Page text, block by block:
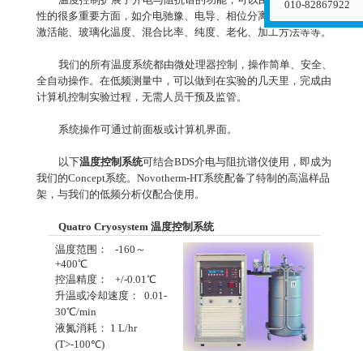
性的很多重要方面，如介电驰豫、电导、相位分离、相位跃迁、
激活能、玻璃化温度、混合比率、纯度、老化、加工方法等等。
我们的所有温度系统都由微处理器控制，操作简单、安全、
全自动操作。在低频测量中，可以做到在实验的几天里，完成由
计算机控制实验过程，无需人员干预及监管。
系统操作可通过前面板或计算机界面。
以下温度控制系统可结合BDS介电与阻抗谱仪使用，即成为
我们的Concept系统。Novotherm-HT系统配备了特制的高温样品
架，与我们的低频分析仪配合使用。
Quatro Cryosystem 温度控制系统
温度范围： -160～
+400℃
控温精度： +/-0.01℃
升温或冷却速度： 0.01-
30℃/min
液氮消耗： 1 L/hr
(T>-100℃)
010-82867922